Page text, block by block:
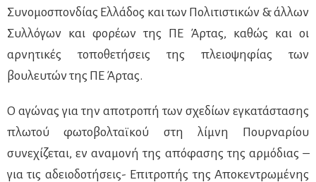
Συνομοσπονδίας Ελλάδος και των Πολιτιστικών & άλλων
Συλλόγων και φορέων της ΠΕ Άρτας, καθώς και οι
αρνητικές τοποθετήσεις της πλειοψηφίας των
βουλευτών της ΠΕ Άρτας.
Ο αγώνας για την αποτροπή των σχεδίων εγκατάστασης
πλωτού φωτοβολταϊκού στη λίμνη Πουρναρίου
συνεχίζεται, εν αναμονή της απόφασης της αρμόδιας –
για τις αδειοδοτήσεις- Επιτροπής της Αποκεντρωμένης